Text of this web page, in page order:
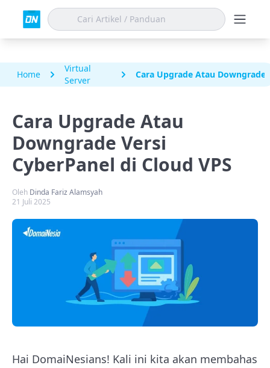
Home
Virtual
Server
Cara Upgrade Atau Downgrade
Cara Upgrade Atau
Downgrade Versi
CyberPanel di Cloud VPS
Oleh Dinda Fariz Alamsyah
21 Juli 2025
Hai DomaiNesians! Kali ini kita akan membahas